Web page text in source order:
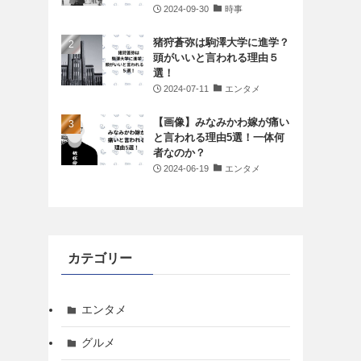
2024-09-30 時事
猪狩蒼弥は駒澤大学に進学？
頭がいいと言われる理由５
選！
2024-07-11 エンタメ
【画像】みなみかわ嫁が痛い
と言われる理由5選！一体何
者なのか？
2024-06-19 エンタメ
カテゴリー
エンタメ
グルメ